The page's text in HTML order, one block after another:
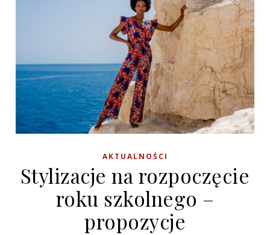
AKTUALNOŚCI
Stylizacje na rozpoczęcie
roku szkolnego –
propozycje